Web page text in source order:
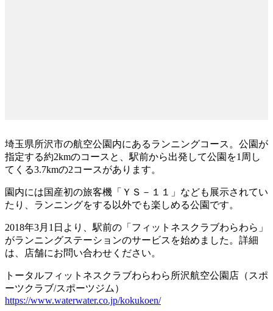
埼玉県所沢市の航空公園内にあるランニングコース。公園が
指定する約2kmのコースと、駅前から出発して公園を1周し
てくる3.7kmの2コースがあります。
園内には国産初の旅客機「ＹＳ－１１」なども展示されてい
たり、ランニングをする以外でも楽しめる公園です。
2018年3月1日より、駅前の「フィットネスクラブわらわら」
がランニングステーションのサービスを始めました。詳細
は、店舗にお問い合わせください。
トータルフィットネスクラブわらわら所沢航空公園店（スポ
ーツクラブ/スポーツジム）
https://www.waterwater.co.jp/kokukoen/